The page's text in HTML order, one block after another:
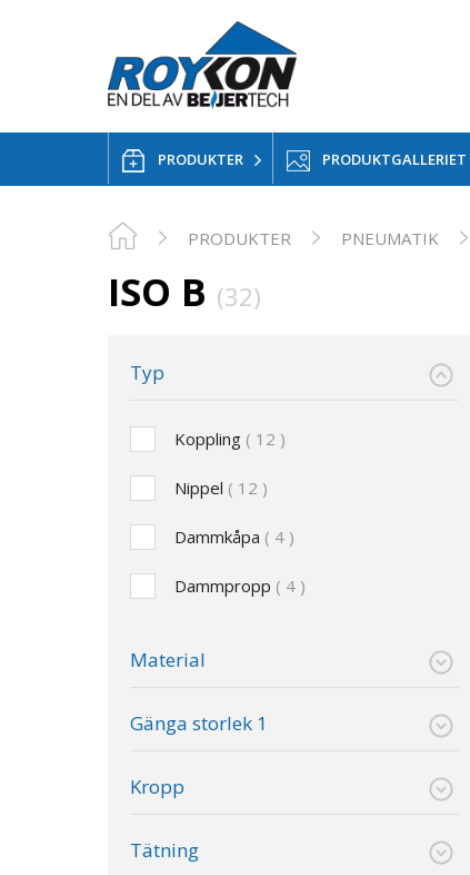
PRODUKTER PRODUKTGALLERIET
PRODUKTER PNEUMATIK
ISO B (32)
Typ
Koppling 12
Nippel 12
Dammkåpa 4
Dammpropp 4
Material
Gänga storlek 1
Kropp
Tätning